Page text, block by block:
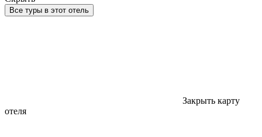
Все туры в этот отель
Закрыть карту
отеля